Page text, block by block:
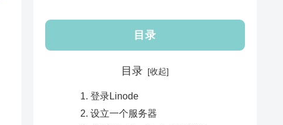
目录
目录
登录Linode
设立一个服务器